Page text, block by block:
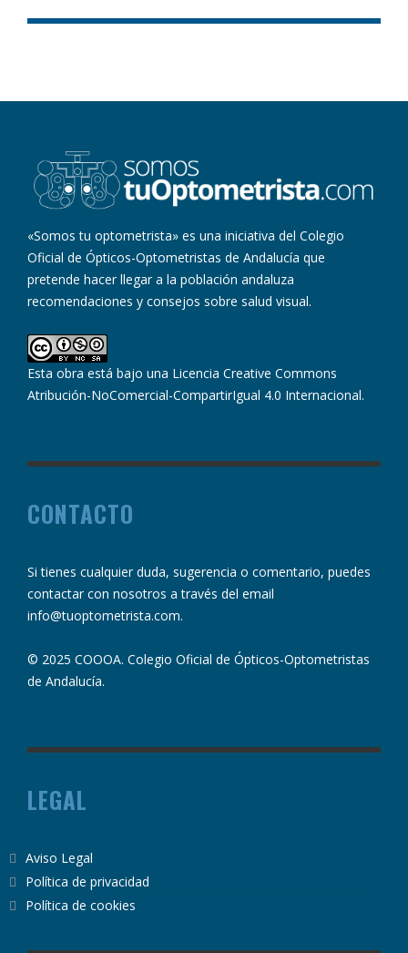
«Somos tu optometrista» es una iniciativa del Colegio
Oficial de Ópticos-Optometristas de Andalucía que
pretende hacer llegar a la población andaluza
recomendaciones y consejos sobre salud visual.
Esta obra está bajo una Licencia Creative Commons
Atribución-NoComercial-CompartirIgual 4.0 Internacional.
CONTACTO
Si tienes cualquier duda, sugerencia o comentario, puedes
contactar con nosotros a través del email
info@tuoptometrista.com.
© 2025 COOOA. Colegio Oficial de Ópticos-Optometristas
de Andalucía.
LEGAL
Aviso Legal
Política de privacidad
Política de cookies